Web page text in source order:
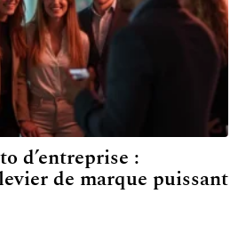
d’entreprise :
de marque puissant